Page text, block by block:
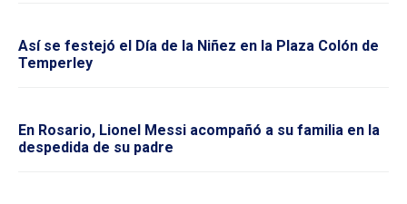
Así se festejó el Día de la Niñez en la Plaza Colón de
Temperley
En Rosario, Lionel Messi acompañó a su familia en la
despedida de su padre